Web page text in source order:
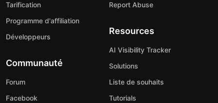
Tarification
Programme d'affiliation
Développeurs
Communauté
Forum
Facebook
Report Abuse
Resources
AI Visibility Tracker
Solutions
Liste de souhaits
Tutorials